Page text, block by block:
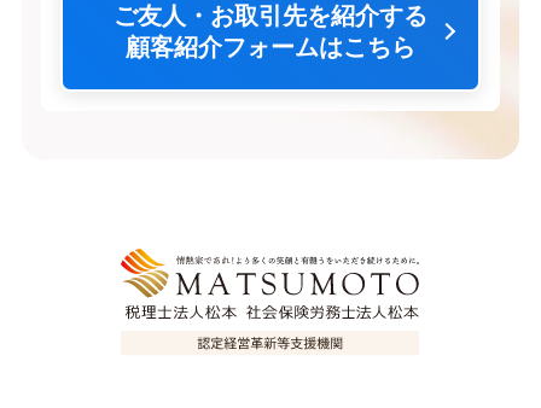
ご友人・お取引先を紹介する
顧客紹介フォームはこちら